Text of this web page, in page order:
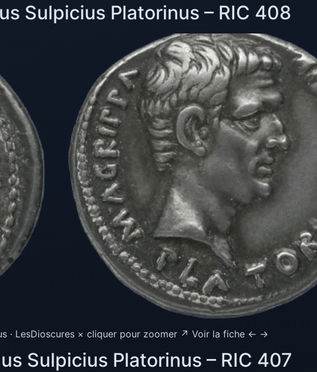
Sulpicius Platorinus – RIC 408
· LesDioscures × cliquer pour zoomer ↗ Voir la fiche ← →
Sulpicius Platorinus – RIC 407